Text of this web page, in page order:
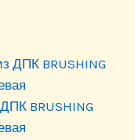
BRUSHING